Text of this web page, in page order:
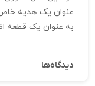
عنوان یک هدیه خاص
به عنوان یک قطعه
دیدگاه‌ها